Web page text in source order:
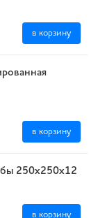
в корзину
в корзину
250x250x12
в корзину